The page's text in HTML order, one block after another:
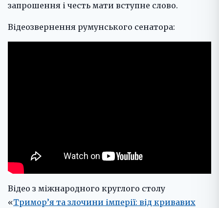
запрошення і честь мати вступне слово.
Відеозвернення румунського сенатора:
Відео з міжнародного круглого столу
«Тримор’я та злочини імперії: від кривавих